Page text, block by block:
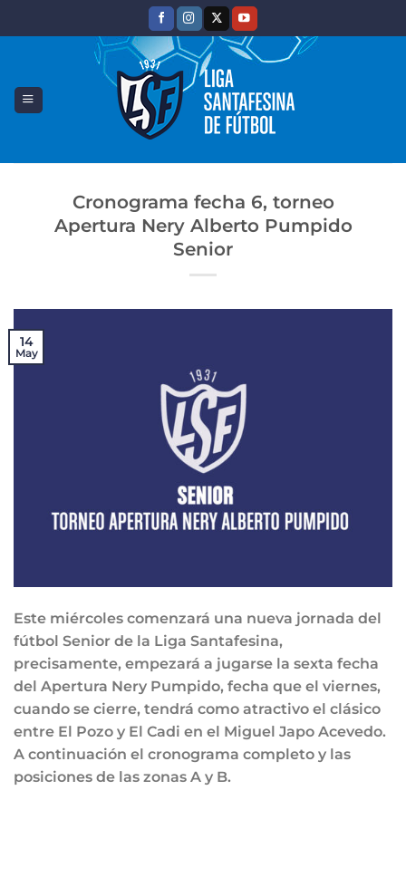
Cronograma fecha 6, torneo
Apertura Nery Alberto Pumpido
Senior
14
May
Este miércoles comenzará una nueva jornada del
fútbol Senior de la Liga Santafesina,
precisamente, empezará a jugarse la sexta fecha
del Apertura Nery Pumpido, fecha que el viernes,
cuando se cierre, tendrá como atractivo el clásico
entre El Pozo y El Cadi en el Miguel Japo Acevedo.
A continuación el cronograma completo y las
posiciones de las zonas A y B.